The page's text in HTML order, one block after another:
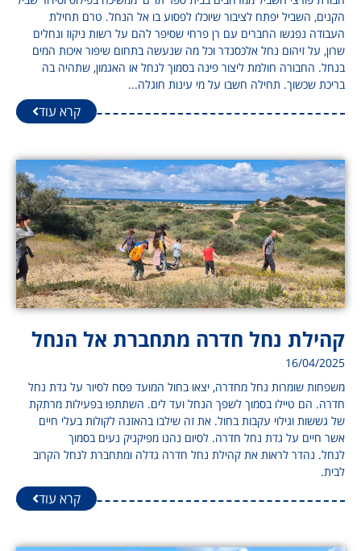
הקנים, השביל יפתח לציבור שיוכלו לפסוע בו אל הנחל. טרם תחילת
העבודה נפגשו החברים עם רן פרחי שסיפר להם על רשות ניקוז ונחלים
שרון, על זיהום נחל אלכסנדר וכל מה שנעשה בתחום שיפור איכות המים
בנחל. החבורה חולמת ליצור פינה בסמוך לנחל או האגמון, שתהיה בה
בריכת שכשוך. תחילה חשבו על מי עינות חוגלה...
קרא עוד
קהילת נחל חדרה מתחברת אל הנחל
16/04/2025
משפחות שומרות נחל מחדרה, יצאו בחול המועד פסח לסיור על גדת נחל
חדרה. הם טיילו בסמוך לשפך הנחל ועד לים. השתתפו בפעילות מרתקת
של גששות וגילוי עקבות בחול. את זה שילבו בהאזנה לקולות בעלי חיים
אשר חיים על גדת נחל חדרה. לסיום נהנו מפיקניק נעים בסמוך
לנחל. נהדר לראות את קהילת נחל חדרה גדלה ומתחברת לנחל הקרוב
לבית.
קרא עוד